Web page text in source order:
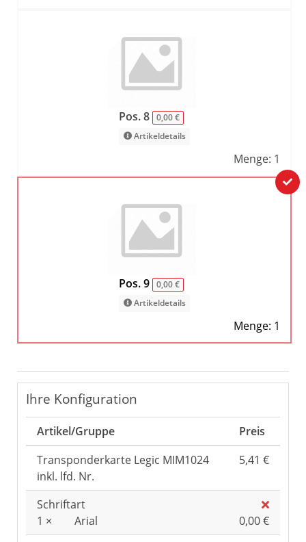
Pos. 8 0,00 €
Artikeldetails
Menge: 1
Pos. 9 0,00 €
Artikeldetails
Menge: 1
Ihre Konfiguration
Artikel/Gruppe
Preis
Transponderkarte Legic MIM1024
inkl. lfd. Nr.
5,41 €
Schriftart
1 ×
Arial
0,00 €